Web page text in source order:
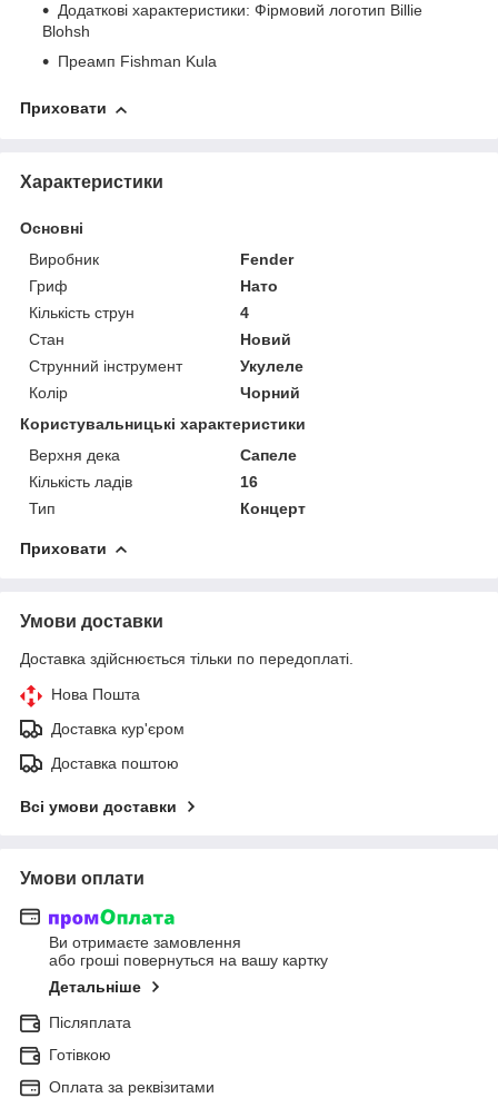
Додаткові характеристики: Фірмовий логотип Billie
Blohsh
Преамп Fishman Kula
Приховати
Характеристики
Основні
Виробник
Fender
Гриф
Нато
Кількість струн
4
Стан
Новий
Струнний інструмент
Укулеле
Колір
Чорний
Користувальницькі характеристики
Верхня дека
Сапеле
Кількість ладів
16
Тип
Концерт
Приховати
Умови доставки
Доставка здійснюється тільки по передоплаті.
Нова Пошта
Доставка кур'єром
Доставка поштою
Всі умови доставки
Умови оплати
Ви отримаєте замовлення
або гроші повернуться на вашу картку
Детальніше
Післяплата
Готівкою
Оплата за реквізитами